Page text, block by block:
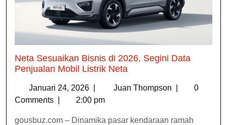
Neta Sesuaikan Bisnis di 2026, Segini Data
Penjualan Mobil Listrik Neta
Januari 24, 2026 Juan Thompson
0
Comments
2:00 pm
gousbuz.com – Dinamika pasar kendaraan ramah